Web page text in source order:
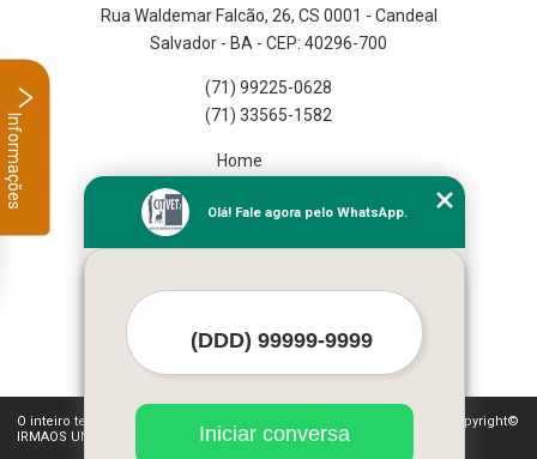
Rua Waldemar Falcão, 26, CS 0001 - Candeal
Salvador - BA - CEP: 40296-700
(71) 99225-0628
(71) 33565-1582
Home
Missão
Serviços
O inteiro teor deste site está sujeito à proteção de direitos autorais. Copyright©
IRMAOS UNGAR LTDA (Lei 9610 de 19/02/1998)
Olá! Fale agora pelo WhatsApp.
Iniciar conversa
Informações